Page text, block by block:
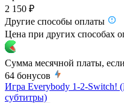
2 150 ₽
Другие способы оплаты
Цена при других способах
Сумма месячной платы,
64 бонусов
Игра Everybody 1-2-Switch!
субтитры)